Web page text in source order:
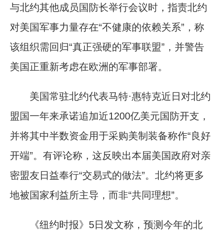
与北约其他成员国防长举行会议时，指责北约
对美国军事力量存在“不健康的依赖关系”，称
该组织需回归“真正强硬的军事联盟”，并警告
美国正重新考虑在欧洲的军事部署。
美国常驻北约代表马特·惠特克近日对北约
盟国一年来承诺追加近1200亿美元国防开支，
并将其中半数资金用于采购美制装备称作“良好
开端”。有评论称，这反映出本届美国政府对亲
密盟友日益奉行“交易式的做法”。北约将更多
地被国家利益所主导，而非“共同理想”。
《纽约时报》5日发文称，预测今年的北